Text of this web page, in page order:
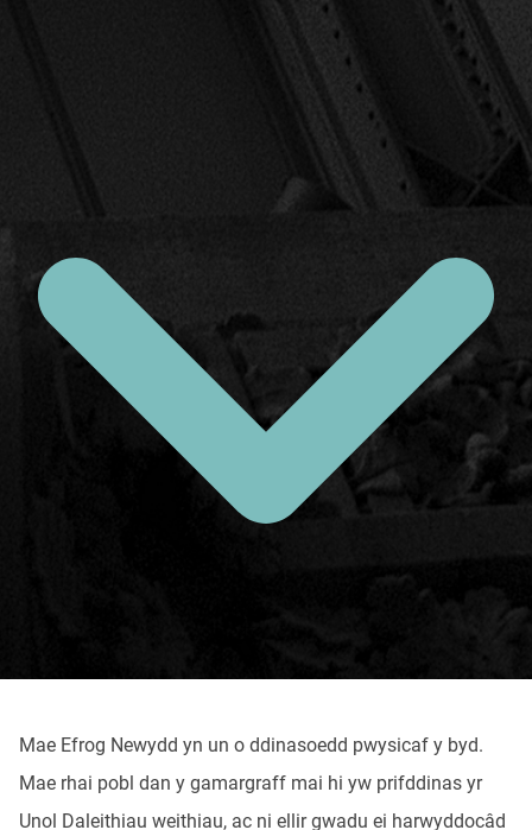
Mae Efrog Newydd yn un o ddinasoedd pwysicaf y byd.
Mae rhai pobl dan y gamargraff mai hi yw prifddinas yr
Unol Daleithiau weithiau, ac ni ellir gwadu ei harwyddocâd